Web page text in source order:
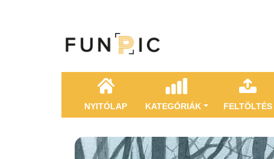
NYITÓLAP KATEGÓRIÁK FELTÖLTÉS